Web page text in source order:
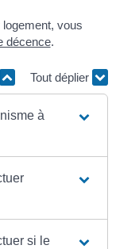
vous
décence.
Tout déplier
à
si le